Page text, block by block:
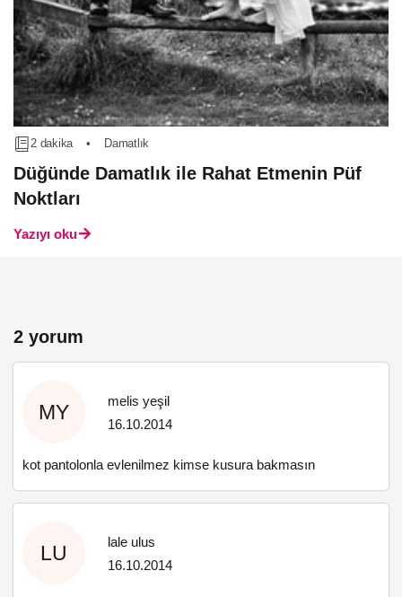
2 dakika • Damatlık
Düğünde Damatlık ile Rahat Etmenin Püf
Noktları
Yazıyı oku
2 yorum
MY
melis yeşil
16.10.2014
kot pantolonla evlenilmez kimse kusura bakmasın
LU
lale ulus
16.10.2014